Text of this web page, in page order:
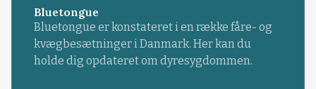
Bluetongue
Bluetongue er konstateret i en række fåre- og
kvægbesætninger i Danmark. Her kan du
holde dig opdateret om dyresygdommen.